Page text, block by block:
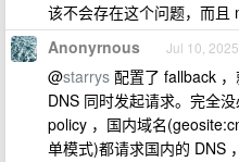
该不会存在这个问题，而且
Anonyrnous Jul 10, 2025
@starrys 配置了 fallback
DNS 同时发起请求。完全
policy ，国内域名
单模式)都请求国内的 DNS